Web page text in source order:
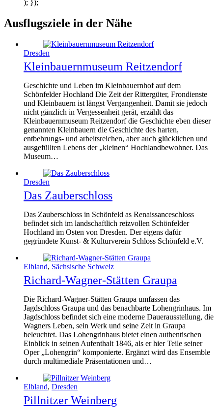
); });
Ausflugsziele in der Nähe
Dresden
Kleinbauernmuseum Reitzendorf
Geschichte und Leben im Kleinbauernhof auf dem
Schönfelder Hochland Die Zeit der Rittergüter, Frondienste
und Kleinbauern ist längst Vergangenheit. Damit sie jedoch
nicht gänzlich in Vergessenheit gerät, erzählt das
Kleinbauernmuseum Reitzendorf die Geschichte eben dieser
genannten Kleinbauern die Geschichte des harten,
entbehrungs- und arbeitsreichen, aber auch glücklichen und
ausgefüllten Lebens der „kleinen“ Hochlandbewohner. Das
Museum…
Dresden
Das Zauberschloss
Das Zauberschloss in Schönfeld as Renaissanceschloss
befindet sich im landschaftlich reizvollen Schönfelder
Hochland im Osten von Dresden. Der eigens dafür
gegründete Kunst- & Kulturverein Schloss Schönfeld e.V.
Elbland, Sächsische Schweiz
Richard-Wagner-Stätten Graupa
Die Richard-Wagner-Stätten Graupa umfassen das
Jagdschloss Graupa und das benachbarte Lohengrinhaus. Im
Jagdschloss befindet sich eine moderne Dauerausstellung, die
Wagners Leben, sein Werk und seine Zeit in Graupa
beleuchtet. Das Lohengrinhaus bietet einen authentischen
Einblick in seinen Aufenthalt 1846, als er hier Teile seiner
Oper „Lohengrin“ komponierte. Ergänzt wird das Ensemble
durch multimediale Präsentationen und…
Elbland, Dresden
Pillnitzer Weinberg